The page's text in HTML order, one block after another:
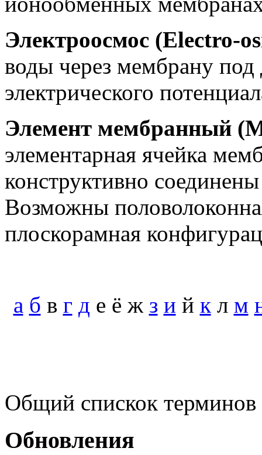
Электроосмос (Electro-
воды через мембрану под
электрического
Элемент мембранный
элементарная ячейка
конструктивно
Возможны
плоскорамная
а б в г д е ё ж з и й к л м
Общий спискок
Обновления